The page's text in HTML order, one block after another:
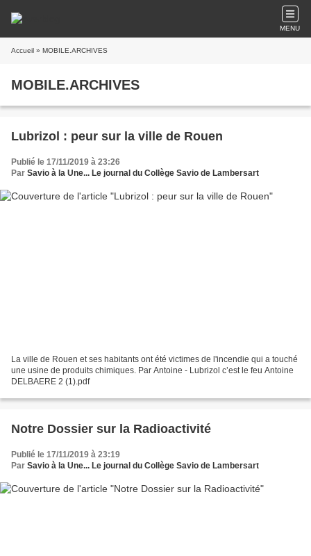
MENU
Accueil » MOBILE.ARCHIVES
MOBILE.ARCHIVES
Lubrizol : peur sur la ville de Rouen
Publié le 17/11/2019 à 23:26
Par Savio à la Une... Le journal du Collège Savio de Lambersart
La ville de Rouen et ses habitants ont été victimes de l'incendie qui a touché
une usine de produits chimiques. Par Antoine - Lubrizol c’est le feu Antoine
DELBAERE 2 (1).pdf
Notre Dossier sur la Radioactivité
Publié le 17/11/2019 à 23:19
Par Savio à la Une... Le journal du Collège Savio de Lambersart